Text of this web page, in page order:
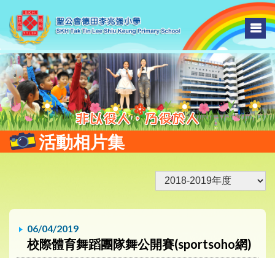
活動相片集
06/04/2019
校際體育舞蹈團隊舞公開賽(sportsoho網)